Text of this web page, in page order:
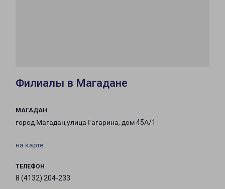
Филиалы в Магадане
МАГАДАН
город Магадан,улица Гагарина, дом 45А/1
на карте
ТЕЛЕФОН
8 (4132) 204-233